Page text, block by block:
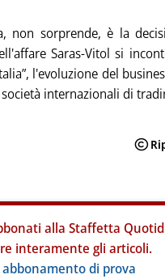
non sorprende, è la
Saras-Vitol si
l'evoluzione del
internazionali di
alla Staffetta
interamente gli articoli.
di prova